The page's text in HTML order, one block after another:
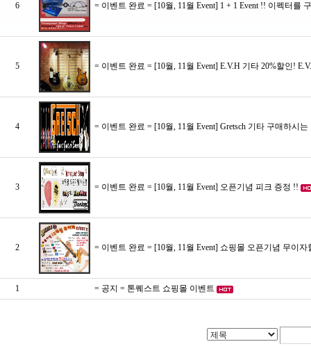
6 = 이벤트 완료 = [10월, 11월 Event] 1 + 1 Event !! 이펙터를
5 = 이벤트 완료 = [10월, 11월 Event] E.V.H 기타 20%할인!
4 = 이벤트 완료 = [10월, 11월 Event] Gretsch 기타 구매하시
3 = 이벤트 완료 = [10월, 11월 Event] 오픈기념 피크 증정 !!
2 = 이벤트 완료 = [10월, 11월 Event] 쇼핑몰 오픈기념 무이자
1 = 공지 = 톤퀘스트 쇼핑몰 이벤트